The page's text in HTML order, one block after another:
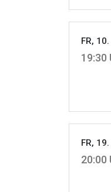
FR,
19:30
FR,
20:00